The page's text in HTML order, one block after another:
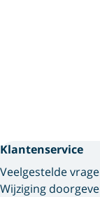
Klantenservice
Veelgestelde
Wijziging